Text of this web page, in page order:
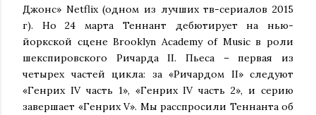
Джонс» Netflix (одном из лучших тв-сериалов 2015
г). Но 24 марта Теннант дебютирует на нью-
йоркской сцене Brooklyn Academy of Music в роли
шекспировского Ричарда II. Пьеса – первая из
четырех частей цикла: за «Ричардом II» следуют
«Генрих IV часть 1», «Генрих IV часть 2», и серию
завершает «Генрих V». Мы расспросили Теннанта об